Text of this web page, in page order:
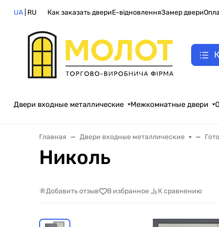
UA | RU Как заказать двериE-відновленняЗамер двери
Двери входные металлические Межкомнатные двери
Главная Двери входные металлические
Николь
Добавить отзыв В избранное К сравнению